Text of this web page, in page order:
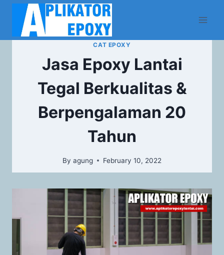
CAT EPOXY
Jasa Epoxy Lantai
Tegal Berkualitas &
Berpengalaman 20
Tahun
By agung February 10, 2022